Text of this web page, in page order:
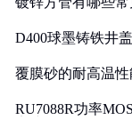
D400球墨铸铁井
覆膜砂的耐高温
RU7088R功率